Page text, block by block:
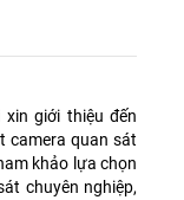
giới thiệu đến
camera quan sát
khảo lựa chọn
chuyên nghiệp,